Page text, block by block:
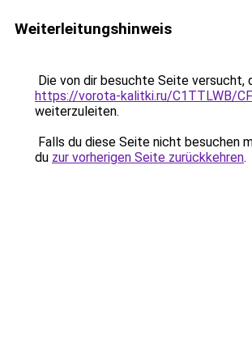
Weiterleitungshinweis
Die von dir besuchte Seite versucht,
https://vorota-kalitki.ru/C1TTLWB/
weiterzuleiten.
Falls du diese Seite nicht besuchen
du zur vorherigen Seite zurückkehren.